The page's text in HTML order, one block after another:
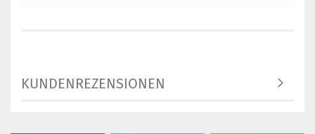
KUNDENREZENSIONEN